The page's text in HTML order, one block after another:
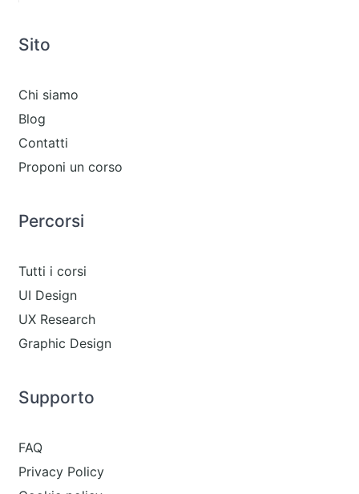
Sito
Chi siamo
Blog
Contatti
Proponi un corso
Percorsi
Tutti i corsi
UI Design
UX Research
Graphic Design
Supporto
FAQ
Privacy Policy